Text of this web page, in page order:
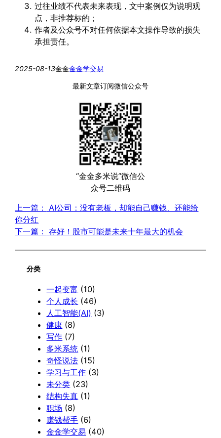
过往业绩不代表未来表现，文中案例仅为说明观
点，非推荐标的；
作者及公众号不对任何依据本文操作导致的损失
承担责任。
2025-08-13金金金金学交易
最新文章订阅微信公众号
“金金多米说”微信公
众号二维码
上一篇：
AI公司：没有老板，却能自己赚钱、还能给
你分红
下一篇：
存好！股市可能是未来十年最大的机会
分类
一起变富 (10)
个人成长 (46)
人工智能(AI) (3)
健康 (8)
写作 (7)
多米系统 (1)
奇怪说法 (15)
学习与工作 (3)
未分类 (23)
结构失真 (1)
职场 (8)
赚钱帮手 (6)
金金学交易 (40)